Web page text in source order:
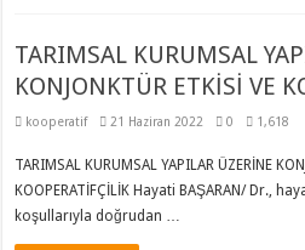
TARIMSAL KURUMSAL
KONJONKTÜR ETKİSİ VE
kooperatif 21 Haziran 2022 0 1,618
TARIMSAL KURUMSAL YAPILAR ÜZERİNE
KOOPERATİFÇİLİK Hayati BAŞARAN/ Dr.,
koşullarıyla doğrudan …